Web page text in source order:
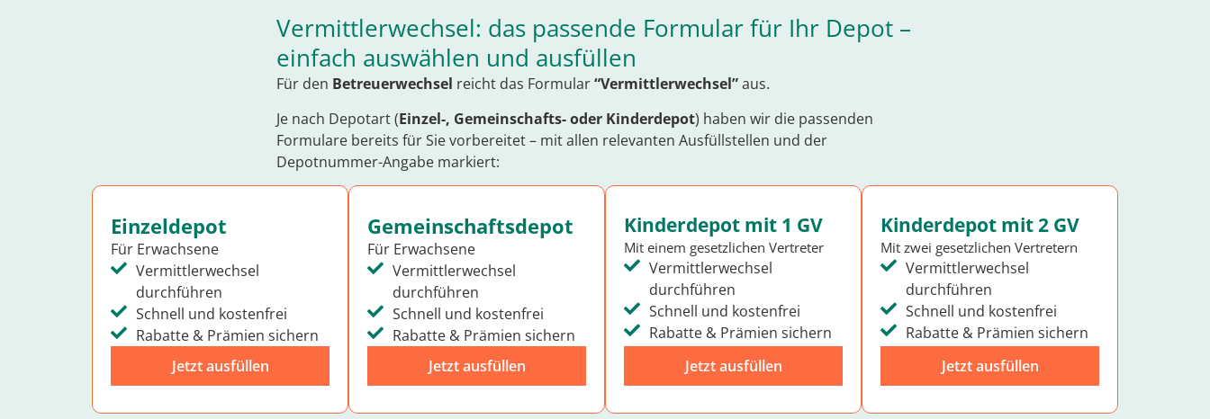
Vermittlerwechsel: das passende Formular für Ihr Depot –
einfach auswählen und ausfüllen
Für den Betreuerwechsel reicht das Formular“Vermittlerwechsel”aus.
Je nach Depotart (Einzel-, Gemeinschafts- oder Kinderdepot) haben wir die passenden
Formulare bereits für Sie vorbereitet – mit allen relevanten Ausfüllstellen und der
Depotnummer-Angabe markiert:
Einzeldepot
Für Erwachsene
Vermittlerwechsel
durchführen
Schnell und kostenfrei
Rabatte & Prämien sichern
Jetzt ausfüllen
Gemeinschaftsdepot
Für Erwachsene
Vermittlerwechsel
durchführen
Schnell und kostenfrei
Rabatte & Prämien sichern
Jetzt ausfüllen
Kinderdepot mit 1 GV
Mit einem gesetzlichen Vertreter
Vermittlerwechsel
durchführen
Schnell und kostenfrei
Rabatte & Prämien sichern
Jetzt ausfüllen
Kinderdepot mit 2 GV
Mit zwei gesetzlichen Vertretern
Vermittlerwechsel
durchführen
Schnell und kostenfrei
Rabatte & Prämien sichern
Jetzt ausfüllen